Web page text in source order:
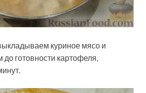
куриное мясо и
готовности картофеля,